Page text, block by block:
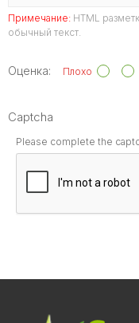
Примечание: HTML
обычный текст.
Оценка: Плохо
Captcha
Please complete the